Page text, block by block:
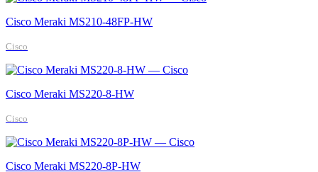
Cisco Meraki MS210-48FP-HW
Cisco
Cisco Meraki MS220-8-HW
Cisco
Cisco Meraki MS220-8P-HW